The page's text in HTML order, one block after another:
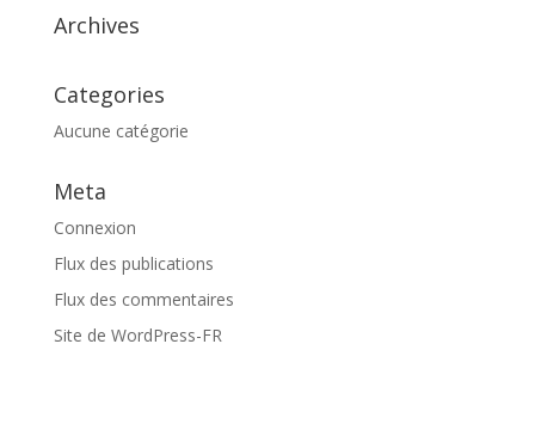
Archives
Categories
Aucune catégorie
Meta
Connexion
Flux des publications
Flux des commentaires
Site de WordPress-FR